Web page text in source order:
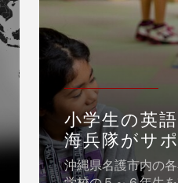
小学生の英
海兵隊がサ
沖縄県名護市内の